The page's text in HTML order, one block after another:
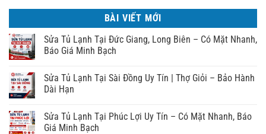
BÀI VIẾT MỚI
Sửa Tủ Lạnh Tại Đức Giang, Long Biên – Có Mặt Nhanh,
Báo Giá Minh Bạch
Sửa Tủ Lạnh Tại Sài Đồng Uy Tín | Thợ Giỏi – Bảo Hành
Dài Hạn
Sửa Tủ Lạnh Tại Phúc Lợi Uy Tín – Có Mặt Nhanh, Báo
Giá Minh Bạch